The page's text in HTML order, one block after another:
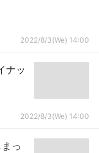
2022/8/3(We) 14:00
ナッ
2022/8/3(We) 14:00
っ